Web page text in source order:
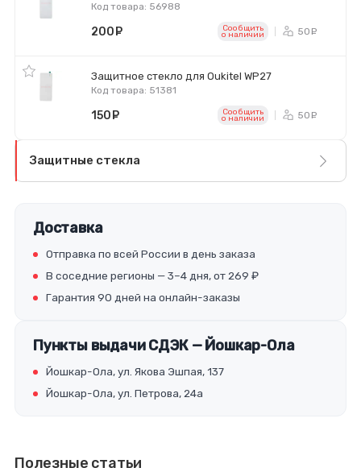
Код товара: 56988
200 Сообщить
o наличии 50
Защитное стекло для Oukitel WP27
Код товара: 51381
150 Сообщить
o наличии 50
Защитные стекла
Доставка
Отправка по всей России в день заказа
В соседние регионы — 3–4 дня, от 269 ₽
Гарантия 90 дней на онлайн-заказы
Пункты выдачи СДЭК — Йошкар-Ола
Йошкар-Ола, ул. Якова Эшпая, 137
Йошкар-Ола, ул. Петрова, 24а
Полезные статьи